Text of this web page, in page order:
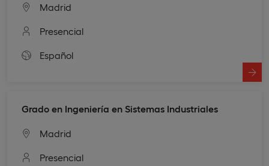
Madrid
Presencial
Español
Grado en Ingeniería en Sistemas Industriales
Madrid
Presencial